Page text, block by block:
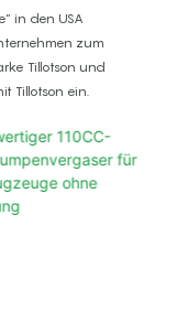
in den USA
zum
Tillotson und
Tillotson ein.